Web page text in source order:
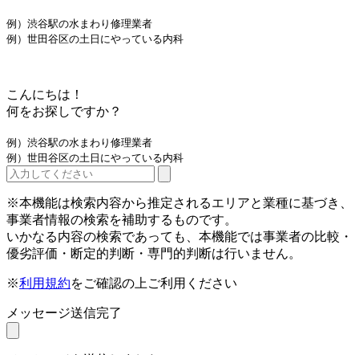
例）渋谷駅の水まわり修理業者
例）世田谷区の土日にやっている内科
こんにちは！
何をお探しですか？
例）渋谷駅の水まわり修理業者
例）世田谷区の土日にやっている内科
※本機能は検索内容から推定されるエリアと業種に基づき、
事業者情報の検索を補助するものです。
いかなる内容の検索であっても、本機能では事業者の比較・
優劣評価・断定的判断・専門的判断は行いません。
※利用規約をご確認の上ご利用ください
メッセージ送信完了